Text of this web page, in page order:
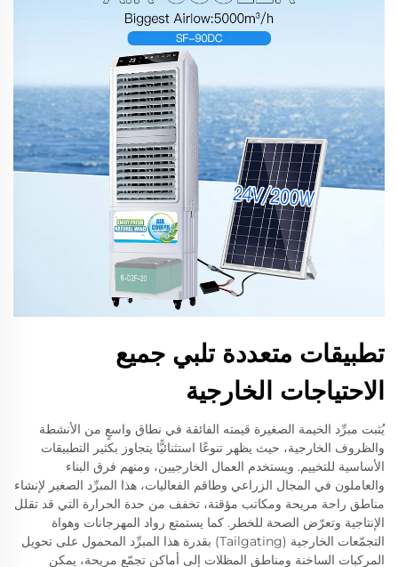
تطبيقات متعددة تلبي جميع
الاحتياجات الخارجية
يُثبت مبرِّد الخيمة الصغيرة قيمته الفائقة في نطاق واسعٍ من الأنشطة
والظروف الخارجية، حيث يظهر تنوعًا استثنائيًّا يتجاوز بكثير التطبيقات
الأساسية للتخييم. ويستخدم العمال الخارجيين، ومنهم فرق البناء
والعاملون في المجال الزراعي وطاقم الفعاليات، هذا المبرِّد الصغير لإنشاء
مناطق راحة مريحة ومكاتب مؤقتة، تخفف من حدة الحرارة التي قد تقلل
الإنتاجية وتعرّض الصحة للخطر. كما يستمتع رواد المهرجانات وهواة
التجمّعات الخارجية (Tailgating) بقدرة هذا المبرِّد المحمول على تحويل
المركبات الساخنة ومناطق المظلات إلى أماكن تجمّع مريحة، يمكن